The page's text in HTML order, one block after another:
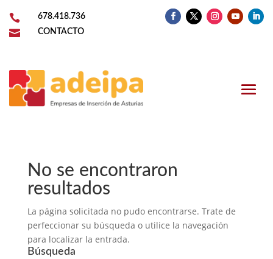
 678.418.736
 CONTACTO
No se encontraron
resultados
La página solicitada no pudo encontrarse. Trate de
perfeccionar su búsqueda o utilice la navegación
para localizar la entrada.
Búsqueda